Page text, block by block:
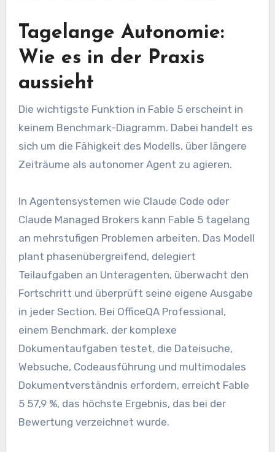
Tagelange Autonomie:
Wie es in der Praxis
aussieht
Die wichtigste Funktion in Fable 5 erscheint in
keinem Benchmark-Diagramm. Dabei handelt es
sich um die Fähigkeit des Modells, über längere
Zeiträume als autonomer Agent zu agieren.
In Agentensystemen wie Claude Code oder
Claude Managed Brokers kann Fable 5 tagelang
an mehrstufigen Problemen arbeiten. Das Modell
plant phasenübergreifend, delegiert
Teilaufgaben an Unteragenten, überwacht den
Fortschritt und überprüft seine eigene Ausgabe
in jeder Section. Bei OfficeQA Professional,
einem Benchmark, der komplexe
Dokumentaufgaben testet, die Dateisuche,
Websuche, Codeausführung und multimodales
Dokumentverständnis erfordern, erreicht Fable
5 57,9 %, das höchste Ergebnis, das bei der
Bewertung verzeichnet wurde.